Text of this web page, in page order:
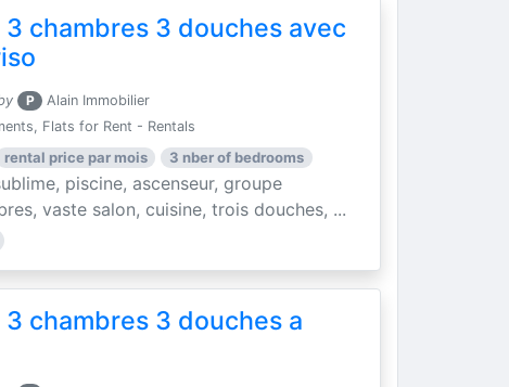
chambres 3 douches avec
P Alain Immobilier
Flats for Rent - Rentals
rental price par mois 3 nber of bedrooms
piscine, ascenseur, groupe
vaste salon, cuisine, trois douches, ...
chambres 3 douches a